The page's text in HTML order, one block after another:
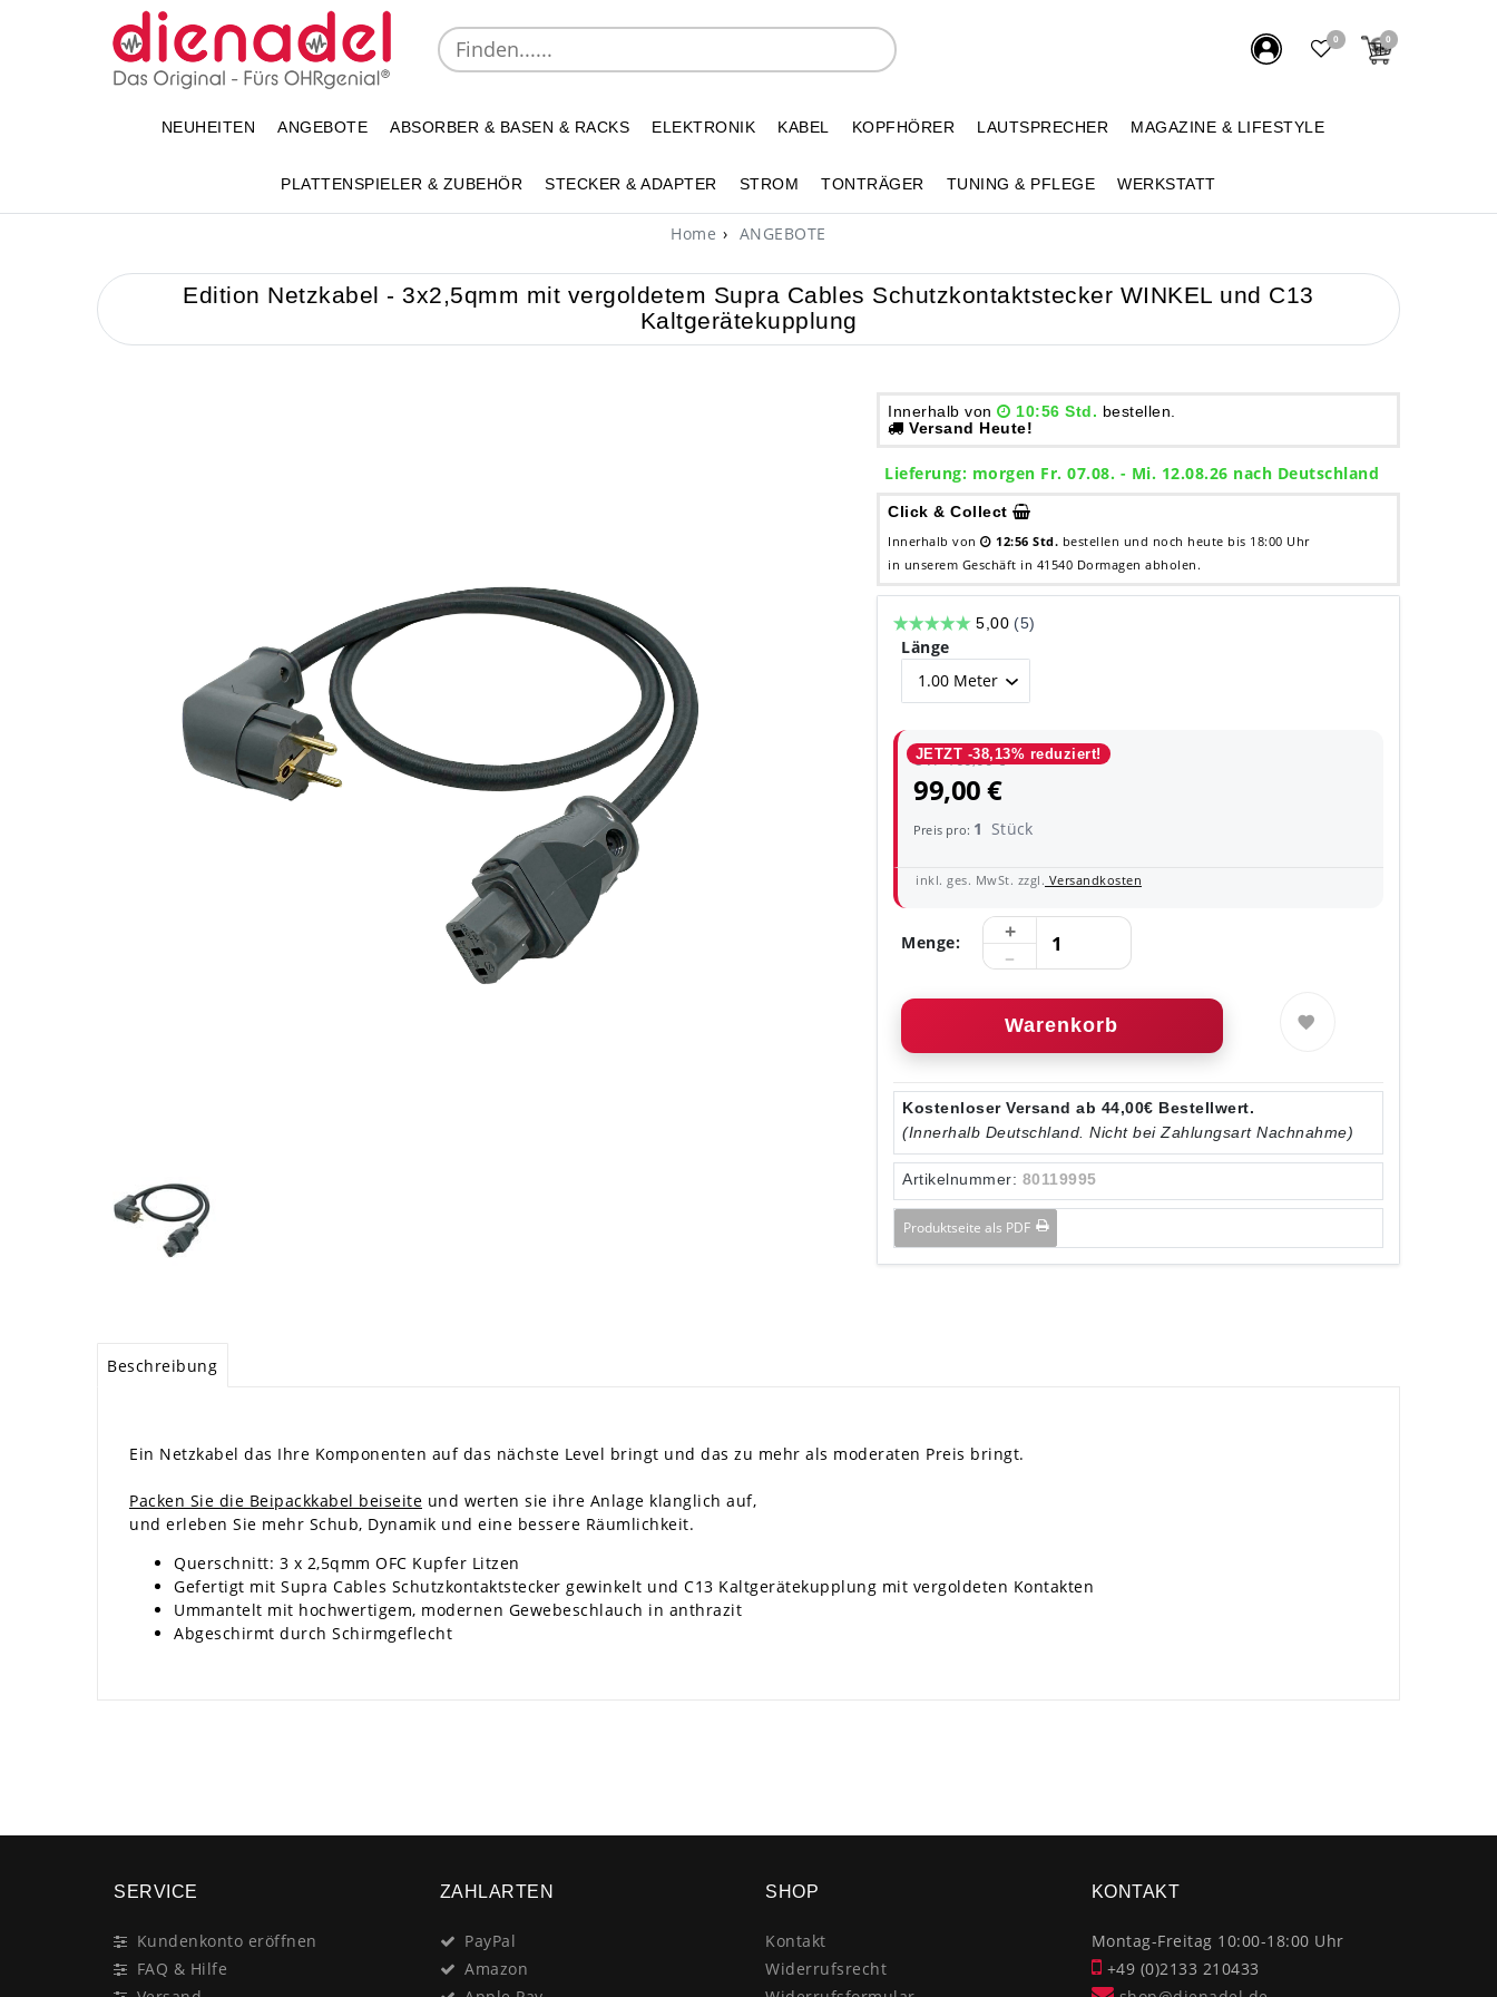
0 0
NEUHEITEN ANGEBOTE ABSORBER & BASEN & RACKS ELEKTRONIK KABEL KOPFHÖRER LAUTSPRECHER MAGAZINE & LIFESTYLE
PLATTENSPIELER & ZUBEHÖR STECKER & ADAPTER STROM TONTRÄGER TUNING & PFLEGE WERKSTATT
Home ANGEBOTE
Edition Netzkabel - 3x2,5qmm mit vergoldetem Supra Cables Schutzkontaktstecker WINKEL und C13
Kaltgerätekupplung
Innerhalb von 10:56 Std. bestellen.
Versand Heute!
Lieferung: morgen Fr. 07.08. - Mi. 12.08.26 nach Deutschland
Click & Collect
Innerhalb von 12:56 Std. bestellen und noch heute bis 18:00 Uhr
in unserem Geschäft in 41540 Dormagen abholen.
Länge
JETZT -38,13% reduziert!
UVP 160,00 €
99,00 €
Preis pro: 1 Stück
inkl. ges. MwSt. zzgl. Versandkosten
Menge:
Warenkorb
Kostenloser Versand ab 44,00€ Bestellwert.
(Innerhalb Deutschland. Nicht bei Zahlungsart Nachnahme)
Artikelnummer: 80119995
Produktseite als PDF
Beschreibung
Ein Netzkabel das Ihre Komponenten auf das nächste Level bringt und das zu mehr als moderaten Preis bringt.
Packen Sie die Beipackkabel beiseite und werten sie ihre Anlage klanglich auf,
und erleben Sie mehr Schub, Dynamik und eine bessere Räumlichkeit.
Querschnitt: 3 x 2,5qmm OFC Kupfer Litzen
Gefertigt mit Supra Cables Schutzkontaktstecker gewinkelt und C13 Kaltgerätekupplung mit vergoldeten Kontakten
Ummantelt mit hochwertigem, modernen Gewebeschlauch in anthrazit
Abgeschirmt durch Schirmgeflecht
SERVICE
Kundenkonto eröffnen
FAQ & Hilfe
ZAHLARTEN
PayPal
Amazon
SHOP
Kontakt
Widerrufsrecht
KONTAKT
Montag-Freitag 10:00-18:00 Uhr
+49 (0)2133 210433